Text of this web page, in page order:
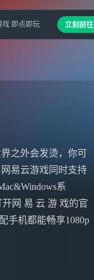
之外会发烫，你可
易云游戏同时支持
系
网 易 云 游 戏的官
手机都能畅享1080p
戏 即点即玩 立刻前往